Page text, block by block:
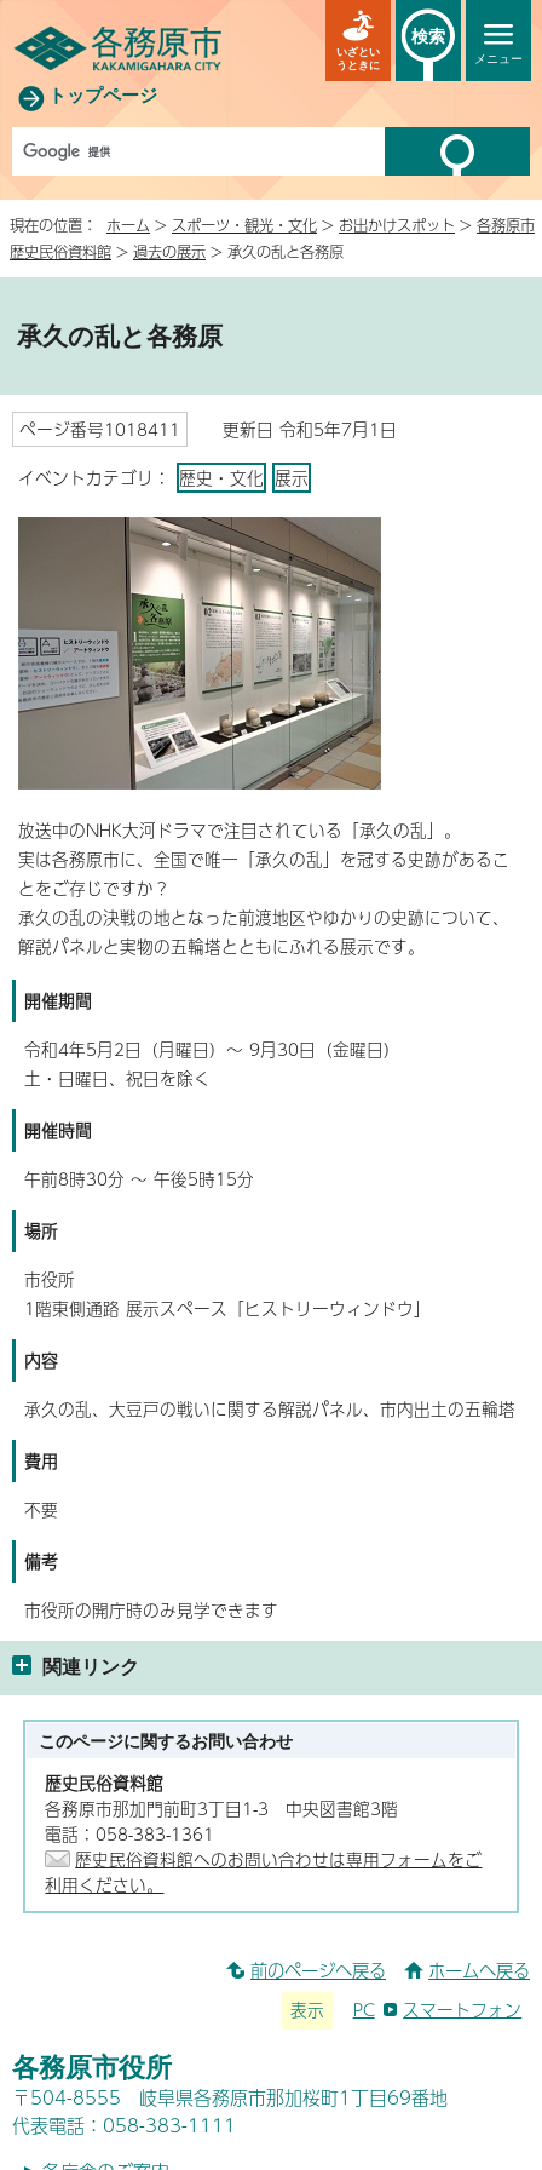
トップページ
メニュー
いざとい
うときに
検索
現在の位置： ホーム > スポーツ・観光・文化 > お出かけスポット > 各務原市
歴史民俗資料館 > 過去の展示 > 承久の乱と各務原
承久の乱と各務原
ページ番号1018411
更新日 令和5年7月1日
イベントカテゴリ：
歴史・文化 展示
放送中のNHK大河ドラマで注目されている「承久の乱」。
実は各務原市に、全国で唯一「承久の乱」を冠する史跡があるこ
とをご存じですか？
承久の乱の決戦の地となった前渡地区やゆかりの史跡について、
解説パネルと実物の五輪塔とともにふれる展示です。
開催期間
令和4年5月2日（月曜日）～ 9月30日（金曜日）
土・日曜日、祝日を除く
開催時間
午前8時30分 ～ 午後5時15分
場所
市役所
1階東側通路 展示スペース「ヒストリーウィンドウ」
内容
承久の乱、大豆戸の戦いに関する解説パネル、市内出土の五輪塔
費用
不要
備考
市役所の開庁時のみ見学できます
関連リンク
このページに関するお問い合わせ
歴史民俗資料館
各務原市那加門前町3丁目1-3 中央図書館3階
電話：058-383-1361
歴史民俗資料館へのお問い合わせは専用フォームをご
利用ください。
前のページへ戻る ホームへ戻る
表示 PC スマートフォン
各務原市役所
〒504-8555 岐阜県各務原市那加桜町1丁目69番地
代表電話：058-383-1111